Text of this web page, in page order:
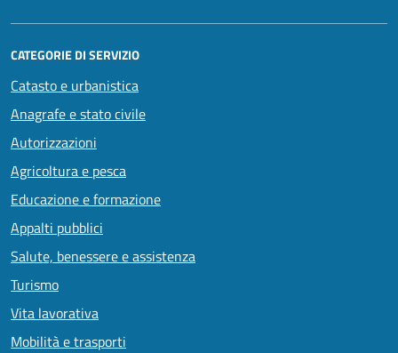
CATEGORIE DI SERVIZIO
Catasto e urbanistica
Anagrafe e stato civile
Autorizzazioni
Agricoltura e pesca
Educazione e formazione
Appalti pubblici
Salute, benessere e assistenza
Turismo
Vita lavorativa
Mobilità e trasporti